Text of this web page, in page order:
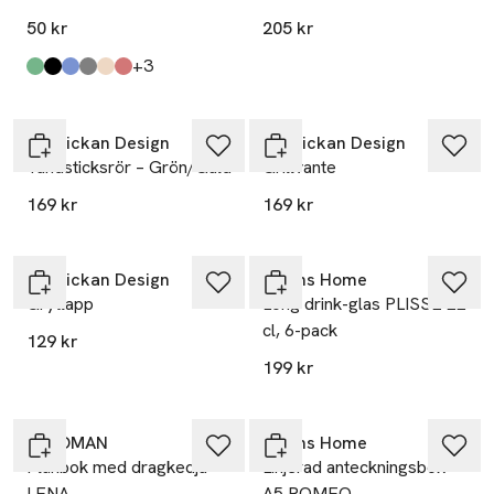
50 kr
Produkten finns i färgerna:
Light Green,
Black,
Blue,
Dark Grey,
Dark Beige,
Red, +3till
205 kr
Solstickan Design
Tändsticksrör – Grön/Guld
169 kr
Solstickan Design
Grillvante
169 kr
Solstickan Design
Grytlapp
129 kr
Åhléns Home
Long drink-glas PLISSÉ 22
cl, 6-pack
199 kr
Å WOMAN
Plånbok med dragkedja
Åhléns Home
Linjerad anteckningsbok